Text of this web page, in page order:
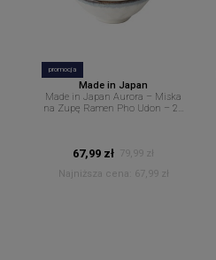
promocja
Made in Japan
Made in Japan Aurora – Miska
na Zupę Ramen Pho Udon – 20
67,99 zł
79,99 zł
Najniższa cena:
67,99 zł